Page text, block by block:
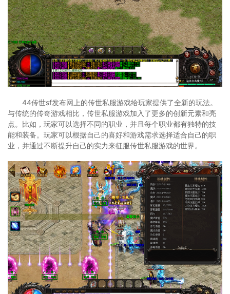
44传世sf发布网上的传世私服游戏给玩家提供了全新的玩法。
与传统的传奇游戏相比，传世私服游戏加入了更多的创新元素和亮
点。比如，玩家可以选择不同的职业，并且每个职业都有独特的技
能和装备。玩家可以根据自己的喜好和游戏需求选择适合自己的职
业，并通过不断提升自己的实力来征服传世私服游戏的世界。